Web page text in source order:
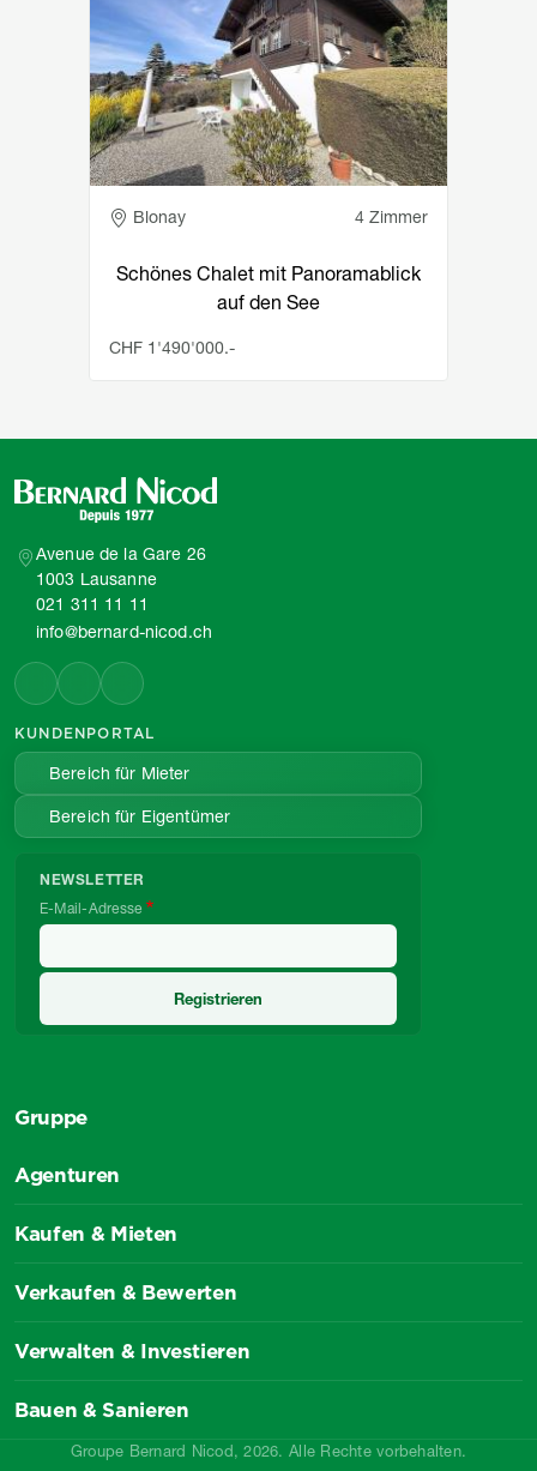
Adresse
Blonay 4 Zimmer
Schönes Chalet mit Panoramablick
auf den See
CHF 1'490'000.-
Avenue de la Gare 26
1003 Lausanne
021 311 11 11
info@bernard-nicod.ch
KUNDENPORTAL
Bereich für Mieter
Bereich für Eigentümer
NEWSLETTER
E-Mail-Adresse
Gruppe
Agenturen
Kaufen & Mieten
Verkaufen & Bewerten
Verwalten & Investieren
Bauen & Sanieren
Groupe Bernard Nicod, 2026. Alle Rechte vorbehalten.